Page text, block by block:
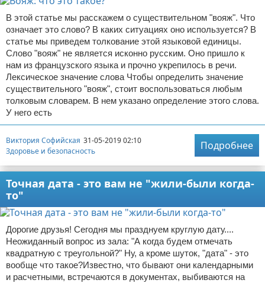
В этой статье мы расскажем о существительном "вояж". Что
означает это слово? В каких ситуациях оно используется? В
статье мы приведем толкование этой языковой единицы.
Слово "вояж" не является исконно русским. Оно пришло к
нам из французского языка и прочно укрепилось в речи.
Лексическое значение слова Чтобы определить значение
существительного "вояж", стоит воспользоваться любым
толковым словарем. В нем указано определение этого слова.
У него есть
Виктория Софийская 31-05-2019 02:10
Здоровье и безопасность
Подробнее
Точная дата - это вам не "жили-были когда-
то"
Дорогие друзья! Сегодня мы празднуем круглую дату....
Неожиданный вопрос из зала: "А когда будем отмечать
квадратную с треугольной?" Ну, а кроме шуток, "дата" - это
вообще что такое?Известно, что бывают они календарными
и расчетными, встречаются в документах, выбиваются на